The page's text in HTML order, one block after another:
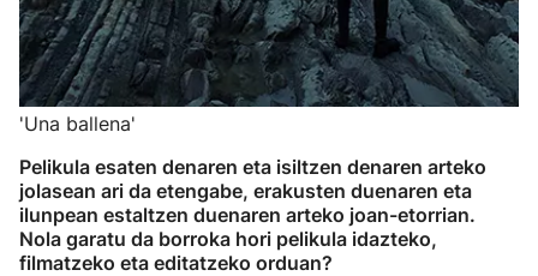
'Una ballena'
Pelikula esaten denaren eta isiltzen denaren arteko
jolasean ari da etengabe, erakusten duenaren eta
ilunpean estaltzen duenaren arteko joan-etorrian.
Nola garatu da borroka hori pelikula idazteko,
filmatzeko eta editatzeko orduan?